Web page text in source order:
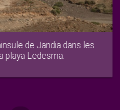
de Jandia dans les
playa Ledesma.